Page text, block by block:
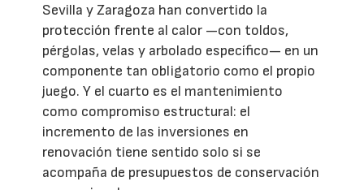
Sevilla y Zaragoza han convertido la
protección frente al calor —con toldos,
pérgolas, velas y arbolado específico— en un
componente tan obligatorio como el propio
juego. Y el cuarto es el mantenimiento
como compromiso estructural: el
incremento de las inversiones en
renovación tiene sentido solo si se
acompaña de presupuestos de conservación